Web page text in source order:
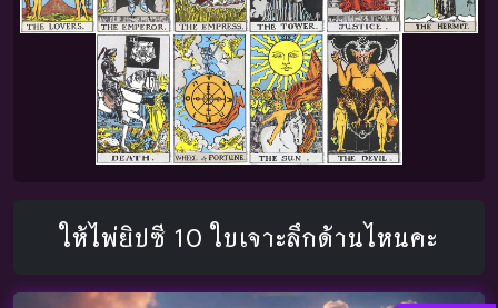
ให้ไพ่ยิปซี 10 ใบเจาะลึกด้านไหนคะ